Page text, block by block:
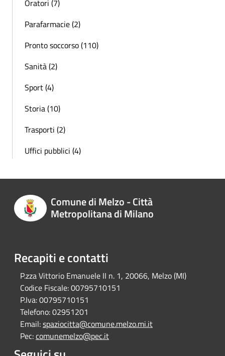
Oratori (7)
Parafarmacie (2)
Pronto soccorso (110)
Sanità (2)
Sport (4)
Storia (10)
Trasporti (2)
Uffici pubblici (4)
Comune di Melzo - Città
Metropolitana di Milano
Recapiti e contatti
P.zza Vittorio Emanuele II n. 1, 20066, Melzo (MI)
Codice Fiscale:00795710151
P.Iva:00795710151
Telefono:02951201
Email:spaziocitta@comune.melzo.mi.it
Pec:comunemelzo@pec.it